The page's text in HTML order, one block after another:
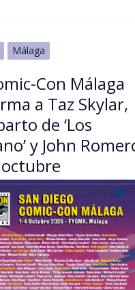
Málaga
Con Málaga
a Taz Skylar,
de ‘Los
y John